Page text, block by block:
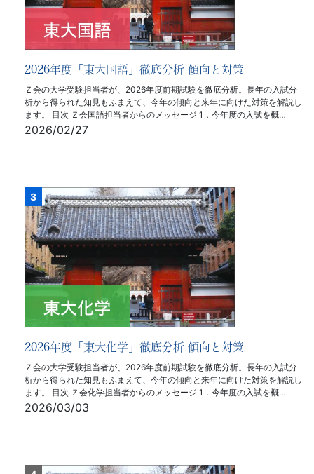
2026年度「東大国語」徹底分析 傾向と対策
Ｚ会の大学受験担当者が、2026年度前期試験を徹底分析。長年の入試分
析から得られた知見もふまえて、今年の傾向と来年に向けた対策を解説し
ます。 目次 Ｚ会国語担当者からのメッセージ 1．今年度の入試を概…
2026/02/27
2026年度「東大化学」徹底分析 傾向と対策
Ｚ会の大学受験担当者が、2026年度前期試験を徹底分析。長年の入試分
析から得られた知見もふまえて、今年の傾向と来年に向けた対策を解説し
ます。 目次 Ｚ会化学担当者からのメッセージ 1．今年度の入試を概…
2026/03/03